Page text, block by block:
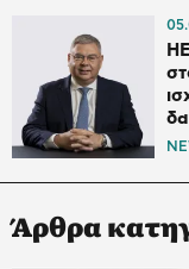
Άρθρα